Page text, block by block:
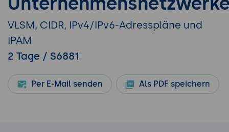
VLSM, CIDR, IPv4/IPv6-Adresspläne und
IPAM
2 Tage / S6881
Per E-Mail senden Als PDF speichern